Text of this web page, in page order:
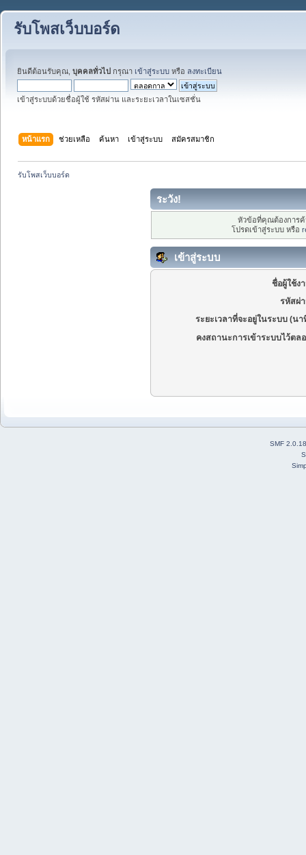
รับโพสเว็บบอร์ด
ยินดีต้อนรับคุณ, บุคคลทั่วไป กรุณา เข้าสู่ระบบ หรือ ลงทะเบียน
เข้าสู่ระบบด้วยชื่อผู้ใช้ รหัสผ่าน และระยะเวลาในเซสชั่น
หน้าแรก ช่วยเหลือ ค้นหา เข้าสู่ระบบ สมัครสมาชิก
รับโพสเว็บบอร์ด
ระวัง!
หัวข้อที่คุณต้องการ
โปรดเข้าสู่ระบบ หรือ
เข้าสู่ระบบ
ชื่อผู้ใช้ง
รหัสผ่
ระยะเวลาที่จะอยู่ในระบบ (นา
คงสถานะการเข้าระบบไว้ตล
SMF 2.0.18